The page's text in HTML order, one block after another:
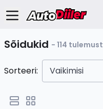
Sõidukid - 114 tulemust
Sorteeri: Vaikimisi